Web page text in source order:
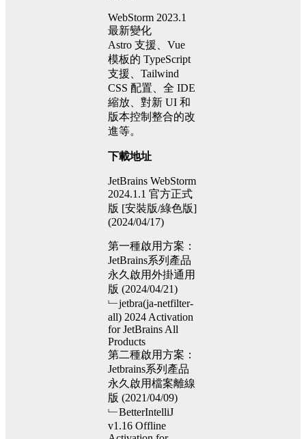
WebStorm 2023.1
最新變化
Astro 支援、Vue
模板的 TypeScript
支援、Tailwind
CSS 配置、全 IDE
縮放、對新 UI 和
版本控制整合的改
進等。
下載地址
JetBrains WebStorm
2024.1.1 官方正式
版 [安裝版/綠色版]
(2024/04/17)
第一種啟用方案：
JetBrains系列產品
永久啟用外掛通用
版 (2024/04/21)
﹂jetbra(ja-netfilter-
all) 2024 Activation
for JetBrains All
Products
第二種啟用方案：
Jetbrains系列產品
永久啟用檔案離線
版 (2021/04/09)
﹂BetterIntelliJ
v1.16 Offline